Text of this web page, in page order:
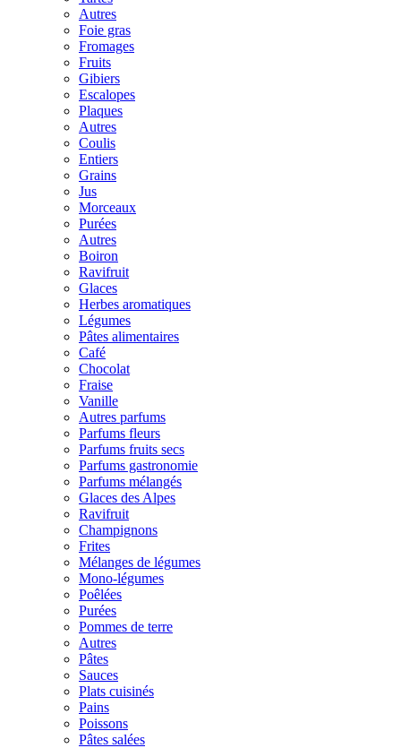
Autres
Foie gras
Fromages
Fruits
Gibiers
Escalopes
Plaques
Autres
Coulis
Entiers
Grains
Jus
Morceaux
Purées
Autres
Boiron
Ravifruit
Glaces
Herbes aromatiques
Légumes
Pâtes alimentaires
Café
Chocolat
Fraise
Vanille
Autres parfums
Parfums fleurs
Parfums fruits secs
Parfums gastronomie
Parfums mélangés
Glaces des Alpes
Ravifruit
Champignons
Frites
Mélanges de légumes
Mono-légumes
Poêlées
Purées
Pommes de terre
Autres
Pâtes
Sauces
Plats cuisinés
Pains
Poissons
Pâtes salées